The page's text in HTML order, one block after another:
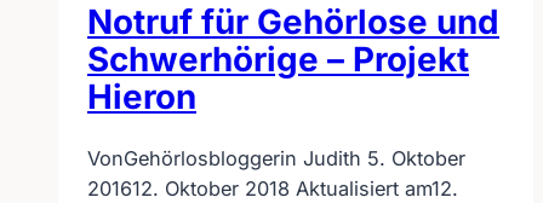
Notruf für Gehörlose und
Schwerhörige – Projekt
Hieron
VonGehörlosbloggerin Judith 5. Oktober
201612. Oktober 2018 Aktualisiert am12.